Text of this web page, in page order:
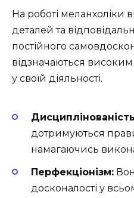
На роботі меланхоліки
деталей та
постійного
відзначаються високим
у своїй діяльності.
дотримуються
намагаючись
Перфекціонізм:
досконалості у